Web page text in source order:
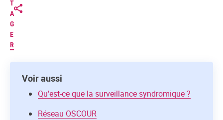
T
A
G
E
R
Voir aussi
Qu'est-ce que la surveillance syndromique ?
Réseau OSCOUR